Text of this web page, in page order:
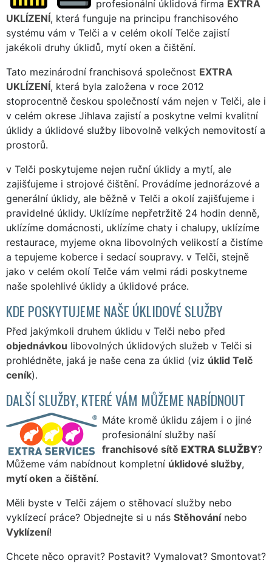
profesionální úklidová firma EXTRA
UKLÍZENÍ, která funguje na principu franchisového
systému vám v Telči a v celém okolí Telče zajistí
jakékoli druhy úklidů, mytí oken a čištění.
Tato mezinárodní franchisová společnost EXTRA
UKLÍZENÍ, která byla založena v roce 2012
stoprocentně českou společností vám nejen v Telči, ale i
v celém okrese Jihlava zajistí a poskytne velmi kvalitní
úklidy a úklidové služby libovolně velkých nemovitostí a
prostorů.
v Telči poskytujeme nejen ruční úklidy a mytí, ale
zajišťujeme i strojové čištění. Provádíme jednorázové a
generální úklidy, ale běžně v Telči a okolí zajišťujeme i
pravidelné úklidy. Uklízíme nepřetržitě 24 hodin denně,
uklízíme domácnosti, uklízíme chaty i chalupy, uklízíme
restaurace, myjeme okna libovolných velikostí a čistíme
a tepujeme koberce i sedací soupravy. v Telči, stejně
jako v celém okolí Telče vám velmi rádi poskytneme
naše spolehlivé úklidy a úklidové práce.
KDE POSKYTUJEME NAŠE ÚKLIDOVÉ SLUŽBY
Před jakýmkoli druhem úklidu v Telči nebo před
objednávkou libovolných úklidových služeb v Telči si
prohlédněte, jaká je naše cena za úklid (viz úklid Telč
ceník).
DALŠÍ SLUŽBY, KTERÉ VÁM MŮŽEME NABÍDNOUT
Máte kromě úklidu zájem i o jiné
profesionální služby naší
franchisové sítě EXTRA SLUŽBY?
Můžeme vám nabídnout kompletní úklidové služby,
mytí oken a čištění.
Měli byste v Telči zájem o stěhovací služby nebo
vyklízecí práce? Objednejte si u nás Stěhovánínebo
Vyklízení!
Chcete něco opravit? Postavit? Vymalovat? Smontovat?